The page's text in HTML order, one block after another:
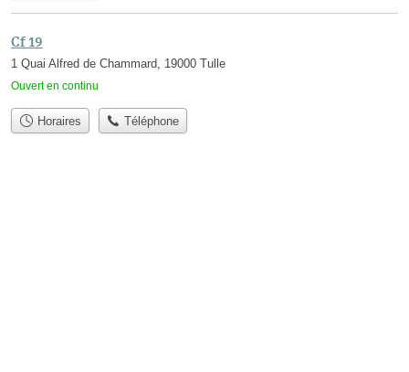
Cf 19
1 Quai Alfred de Chammard, 19000 Tulle
Ouvert en continu
Horaires Téléphone